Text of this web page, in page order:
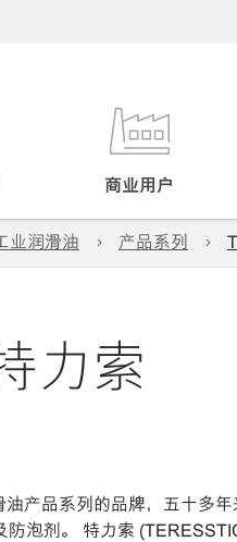
商业用户
业润滑油 产品系列
力索
产品系列的品牌，五十多
泡剂。 特力索